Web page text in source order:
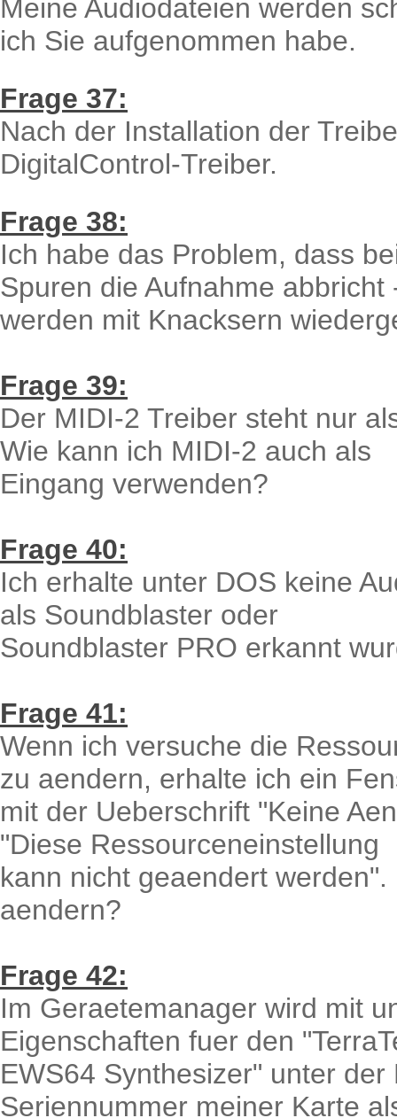
Meine Audiodateien werden
ich Sie aufgenommen habe.
Frage 37:
Nach der Installation der
DigitalControl-Treiber.
Frage 38:
Ich habe das Problem, dass
Spuren die Aufnahme
werden mit Knacksern
Frage 39:
Der MIDI-2 Treiber steht nur
Wie kann ich MIDI-2 auch als
Eingang verwenden?
Frage 40:
Ich erhalte unter DOS keine
als Soundblaster oder
Soundblaster PRO erkannt
Frage 41:
Wenn ich versuche die
zu aendern, erhalte ich ein
mit der Ueberschrift "Keine
"Diese Ressourceneinstellung
kann nicht geaendert
aendern?
Frage 42:
Im Geraetemanager wird mit
Eigenschaften fuer den
EWS64 Synthesizer" unter
Seriennummer meiner Karte